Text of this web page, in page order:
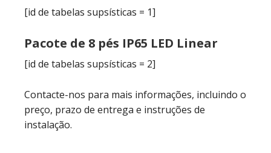
[id de tabelas supsísticas = 1]
Pacote de 8 pés IP65 LED Linear
[id de tabelas supsísticas = 2]
Contacte-nos para mais informações, incluindo o
preço, prazo de entrega e instruções de
instalação.